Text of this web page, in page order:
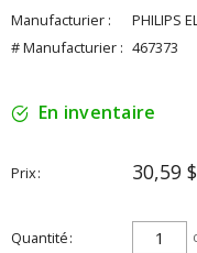
Manufacturier :
PHILIPS
# Manufacturier : 467373
En inventaire
Prix 30,59 $
Quantité